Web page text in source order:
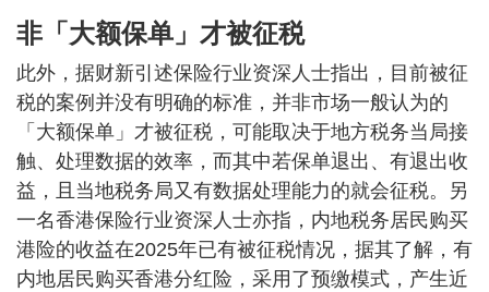
非「大额保单」才被征税
此外，据财新引述保险行业资深人士指出，目前被征
税的案例并没有明确的标准，并非市场一般认为的
「大额保单」才被征税，可能取决于地方税务当局接
触、处理数据的效率，而其中若保单退出、有退出收
益，且当地税务局又有数据处理能力的就会征税。另
一名香港保险行业资深人士亦指，内地税务居民购买
港险的收益在2025年已有被征税情况，据其了解，有
内地居民购买香港分红险，采用了预缴模式，产生近